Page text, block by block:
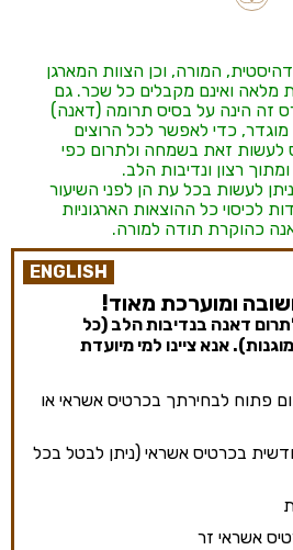
המורה, וכן הצוות המארגן
מלאה ואינם מקבלים כל שכר. גם
זה הינה על בסיס תרומה (דאנה)
מוגדר, כדי לאפשר לכל הרוצים
זאת בשמחה ולתרום כפי
רצון ונדיבות הלב.
לעשות בכל עת הן לפני השיעור
לכיסוי כל ההוצאות הארגוניות
כהוקרת תודה למורה.
ENGLISH
ומוערכת מאוד!
דאנה בנדיבות הלב (כל
אנא ציינו למי מיועדת
פתוח לבחירתך בכרטיס אשראי או
בכרטיס אשראי (ניתן לבטל בכל
אשראי זר